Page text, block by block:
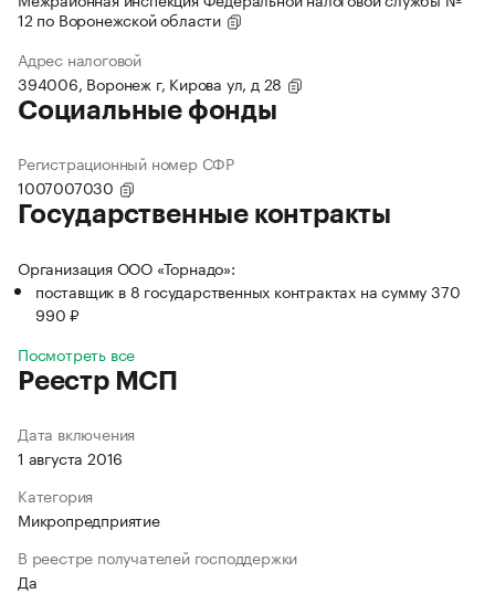
12 по Воронежской области
Адрес налоговой
394006, Воронеж г, Кирова ул, д 28
Социальные фонды
Регистрационный номер СФР
1007007030
Государственные контракты
Организация ООО «Торнадо»:
поставщик в 8 государственных контрактах на сумму 370
990 ₽
Посмотреть все
Реестр МСП
Дата включения
1 августа 2016
Категория
Микропредприятие
В реестре получателей господдержки
Да